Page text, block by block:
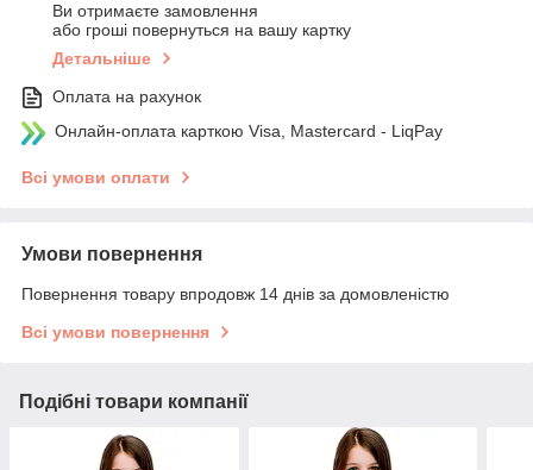
Ви отримаєте замовлення
або гроші повернуться на вашу картку
Детальніше
Оплата на рахунок
Онлайн-оплата карткою Visa, Mastercard - LiqPay
Всі умови оплати
Умови повернення
Повернення товару впродовж 14 днів за домовленістю
Всі умови повернення
Подібні товари компанії